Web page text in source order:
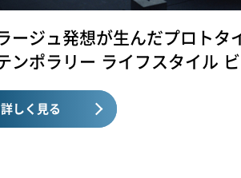
ージュ発想が生んだプロトタ
ンポラリー ライフスタイル ビ
詳しく見る